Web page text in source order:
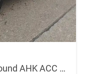
1.5 eTSI 110 kW DSG Edge Sound AHK ACC LED